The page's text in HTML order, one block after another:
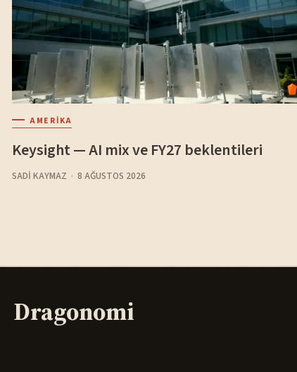
AMERIKA
Keysight — AI mix ve FY27 beklentileri
SADI KAYMAZ 8 AĞUSTOS 2026
Dragonomi